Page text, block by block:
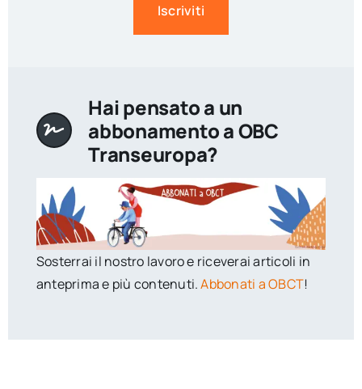
Iscriviti
Hai pensato a un
abbonamento a OBC
Transeuropa?
Sosterrai il nostro lavoro e riceverai articoli in
anteprima e più contenuti.Abbonati a OBCT!